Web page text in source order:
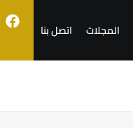
المجلات اتصل بنا